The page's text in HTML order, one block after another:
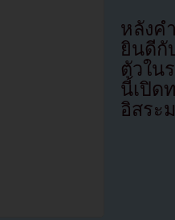
หลังค
ยินดีกั
ตัวใน
นี้เปิด
อิสระ